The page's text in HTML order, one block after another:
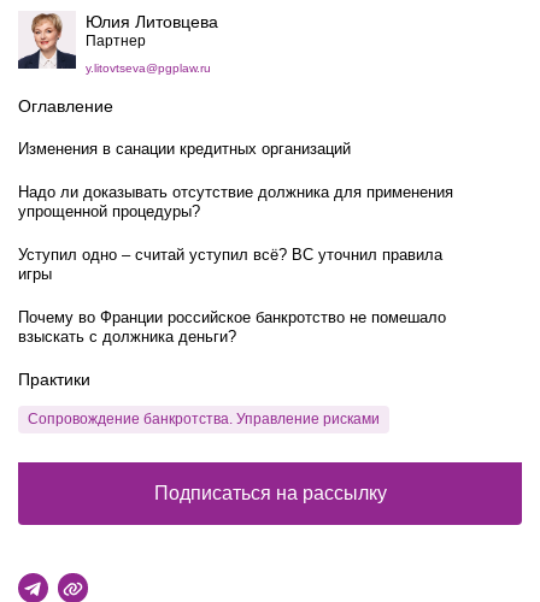
Юлия Литовцева
Партнер
y.litovtseva@pgplaw.ru
Оглавление
Изменения в санации кредитных организаций
Надо ли доказывать отсутствие должника для применения
упрощенной процедуры?
Уступил одно – считай уступил всё? ВС уточнил правила
игры
Почему во Франции российское банкротство не помешало
взыскать с должника деньги?
Практики
Сопровождение банкротства. Управление рисками
Подписаться на рассылку